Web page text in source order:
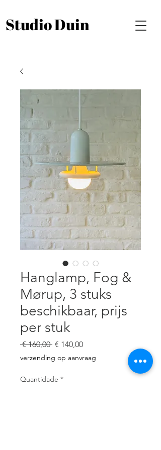
Studio Duin
Hanglamp, Fog &
Mørup, 3 stuks
beschikbaar, prijs
per stuk
€ 160,00 Preço
€ 140,00Preço
verzending op aanvraag
Quantidade *